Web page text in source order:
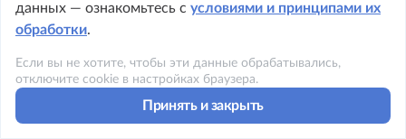
данных — ознакомьтесь с условиями и принципами их
обработки.
Если вы не хотите, чтобы эти данные обрабатывались,
отключите cookie в настройках браузера.
Принять и закрыть
Политика конфиденциальности
Условия использования